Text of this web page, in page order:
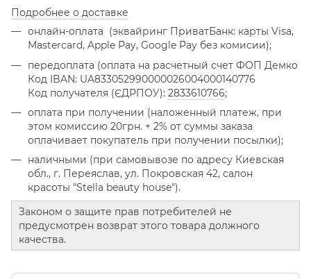
Подробнее о доставке
онлайн-оплата (эквайринг ПриватБанк: карты Visa,
Mastercard, Apple Pay, Google Pay без комисии);
передоплата (оплата на расчетный счет ФОП Демко
Код IBAN: UA833052990000026004000140776
Код получателя (ЄДРПОУ): 2833610766;
оплата при получении (наложенный платеж, при
этом комиссию 20грн. + 2% от суммы заказа
оплачивает покупатель при получении посылки);
наличными (при самовывозе по адресу Киевская
обл., г. Переяслав, ул. Покровская 42, салон
красоты "Stella beauty house").
Законом о защите прав потребителей не
предусмотрен возврат этого товара должного
качества.